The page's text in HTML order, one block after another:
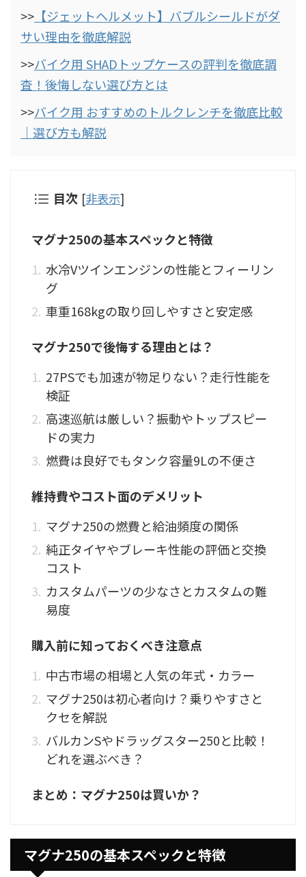
>> 【ジェットヘルメット】バブルシールドがダ
サい理由を徹底解説
>>バイク用 SHADトップケースの評判を徹底調
査！後悔しない選び方とは
>>バイク用 おすすめのトルクレンチを徹底比較
｜選び方も解説
目次 [非表示]
マグナ250の基本スペックと特徴
水冷Vツインエンジンの性能とフィーリン
グ
車重168kgの取り回しやすさと安定感
マグナ250で後悔する理由とは？
27PSでも加速が物足りない？走行性能を
検証
高速巡航は厳しい？振動やトップスピー
ドの実力
燃費は良好でもタンク容量9Lの不便さ
維持費やコスト面のデメリット
マグナ250の燃費と給油頻度の関係
純正タイヤやブレーキ性能の評価と交換
コスト
カスタムパーツの少なさとカスタムの難
易度
購入前に知っておくべき注意点
中古市場の相場と人気の年式・カラー
マグナ250は初心者向け？乗りやすさと
クセを解説
バルカンSやドラッグスター250と比較！
どれを選ぶべき？
まとめ：マグナ250は買いか？
マグナ250の基本スペックと特徴